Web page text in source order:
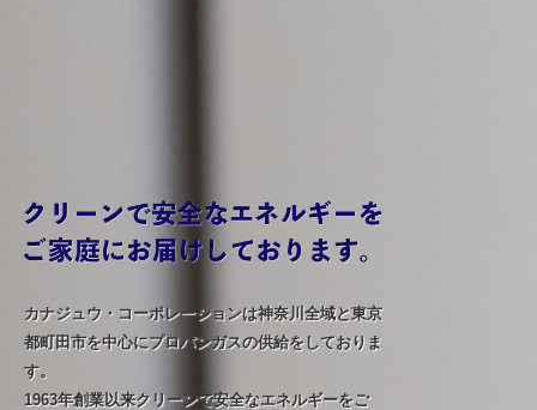
カナジュウ・コーポレーションは神奈川全域と東京
都町田市を中心にプロパンガスの供給をしておりま
す。
1963年創業以来クリーンで安全なエネルギーをご